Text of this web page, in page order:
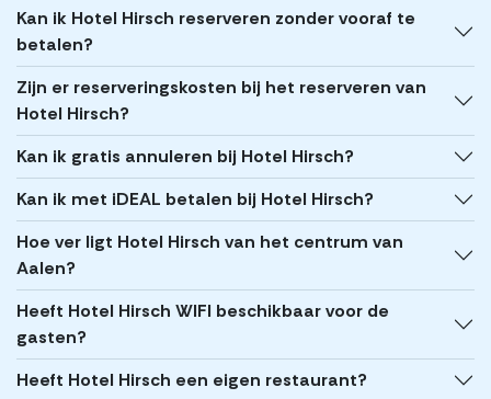
Kan ik Hotel Hirsch reserveren zonder vooraf te
betalen?
Zijn er reserveringskosten bij het reserveren van
Hotel Hirsch?
Kan ik gratis annuleren bij Hotel Hirsch?
Kan ik met iDEAL betalen bij Hotel Hirsch?
Hoe ver ligt Hotel Hirsch van het centrum van
Aalen?
Heeft Hotel Hirsch WIFI beschikbaar voor de
gasten?
Heeft Hotel Hirsch een eigen restaurant?